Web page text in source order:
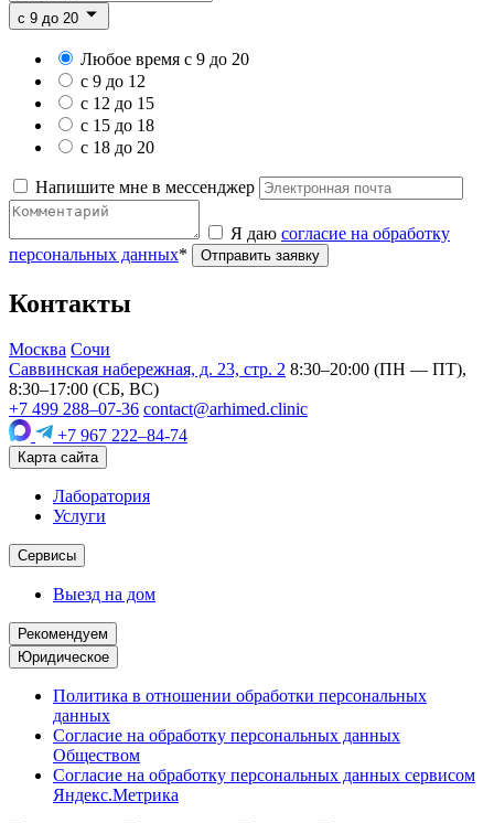
c 9 до 20
Любое время с 9 до 20
с 9 до 12
с 12 до 15
с 15 до 18
с 18 до 20
Напишите мне в мессенджер
Я даю согласие на обработку
персональных данных* Отправить заявку
Контакты
Москва Сочи
Саввинская набережная, д. 23, стр. 2 8:30–20:00 (ПН — ПТ),
8:30–17:00 (СБ, ВС)
+7 499 288–07-36 contact@arhimed.clinic
+7 967 222–84-74
Карта сайта
Лаборатория
Услуги
Сервисы
Выезд на дом
Рекомендуем
Юридическое
Политика в отношении обработки персональных
данных
Согласие на обработку персональных данных
Обществом
Согласие на обработку персональных данных сервисом
Яндекс.Метрика